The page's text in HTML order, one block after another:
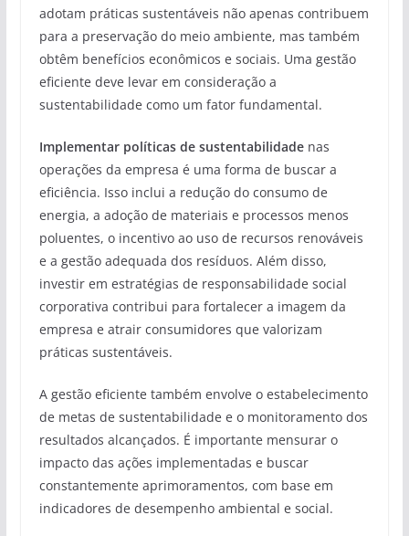
adotam práticas sustentáveis não apenas contribuem
para a preservação do meio ambiente, mas também
obtêm benefícios econômicos e sociais. Uma gestão
eficiente deve levar em consideração a
sustentabilidade como um fator fundamental.
Implementar políticas de sustentabilidadenas
operações da empresa é uma forma de buscar a
eficiência. Isso inclui a redução do consumo de
energia, a adoção de materiais e processos menos
poluentes, o incentivo ao uso de recursos renováveis
e a gestão adequada dos resíduos. Além disso,
investir em estratégias de responsabilidade social
corporativa contribui para fortalecer a imagem da
empresa e atrair consumidores que valorizam
práticas sustentáveis.
A gestão eficiente também envolve o estabelecimento
de metas de sustentabilidade e o monitoramento dos
resultados alcançados. É importante mensurar o
impacto das ações implementadas e buscar
constantemente aprimoramentos, com base em
indicadores de desempenho ambiental e social.